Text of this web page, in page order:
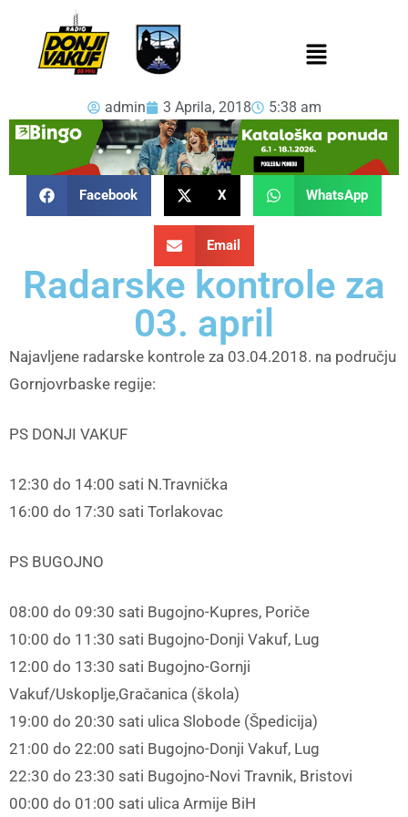
admin 3 Aprila, 2018 5:38 am
Facebook X WhatsApp
Email
Radarske kontrole za
03. april
Najavljene radarske kontrole za 03.04.2018. na području
Gornjovrbaske regije:
PS DONJI VAKUF
12:30 do 14:00 sati N.Travnička
16:00 do 17:30 sati Torlakovac
PS BUGOJNO
08:00 do 09:30 sati Bugojno-Kupres, Poriče
10:00 do 11:30 sati Bugojno-Donji Vakuf, Lug
12:00 do 13:30 sati Bugojno-Gornji
Vakuf/Uskoplje,Gračanica (škola)
19:00 do 20:30 sati ulica Slobode (Špedicija)
21:00 do 22:00 sati Bugojno-Donji Vakuf, Lug
22:30 do 23:30 sati Bugojno-Novi Travnik, Bristovi
00:00 do 01:00 sati ulica Armije BiH